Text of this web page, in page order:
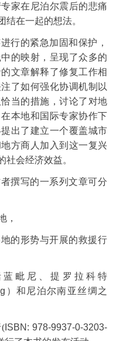
家在尼泊尔震后的悲痛
在一起的想法。
行的紧急加固和保护，
的映射，呈现了众多的
文章解释了修复工作相
了如何强化协调机制以
当的措施，讨论了对地
本地和国际专家协作下
出了建立一个覆盖城市
方商人加入到这一复兴
会经济效益。
撰写的一系列文章可分
，
的形势与开展的救援行
毗尼、提罗拉科特
）和尼泊尔南亚丝绸之
( ISBN: 978-9937-0-3203-